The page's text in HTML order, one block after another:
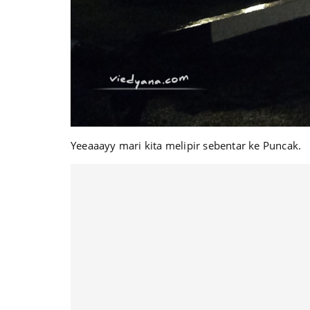
Yeeaaayy mari kita melipir sebentar ke Puncak.